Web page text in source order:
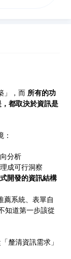
」，而 所有的功
都取決於資訊是
分析
成可行洞察
開發的資訊結構
薦系統、表單自
知道第一步該從
釐清資訊需求」